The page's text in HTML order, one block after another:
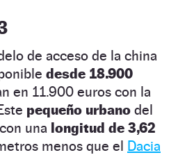
de acceso de la china
desde 18.900
en 11.900 euros con la
pequeño urbano del
una longitud de 3,62
menos que el Dacia